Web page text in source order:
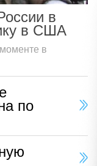
в
в США
в
по